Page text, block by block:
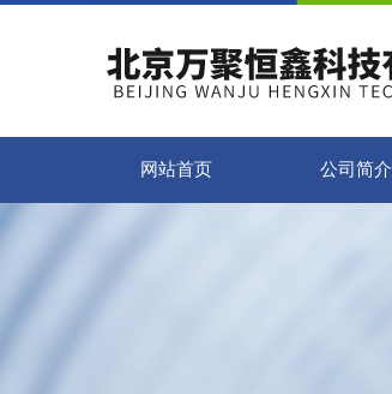
网站首页 公司简介